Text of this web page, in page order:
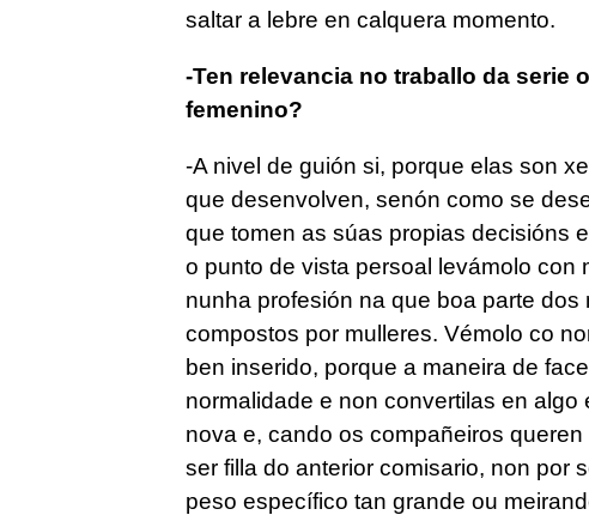
saltar a lebre en calquera momento.
-Ten relevancia no traballo da serie
femenino?
-A nivel de guión si, porque elas son
que desenvolven, senón como se
que tomen as súas propias decisións
o punto de vista persoal levámolo con
nunha profesión na que boa parte
compostos por mulleres. Vémolo co
ben inserido, porque a maneira de
normalidade e non convertilas en
nova e, cando os compañeiros
ser filla do anterior comisario, non por
peso específico tan grande ou